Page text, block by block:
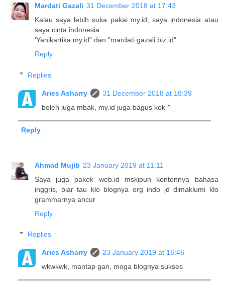
Mardati Gazali 31 December 2018 at 17:43
Kalau saya lebih suka pakai my.id, saya indonesia atau
saya cinta indonesia
'Yanikartika.my.id" dan "mardati.gazali.biz.id"
Reply
Replies
Aries Asharry
31 December 2018 at 18:39
boleh juga mbak, my.id juga bagus kok ^_
Reply
Ahmad Mujib 23 January 2019 at 11:11
Saya juga pakek web.id mskipun kontennya bahasa
inggris, biar tau klo blognya org indo jd dimaklumi klo
grammarnya ancur
Reply
Replies
Aries Asharry
23 January 2019 at 16:46
wkwkwk, mantap gan, moga blognya sukses